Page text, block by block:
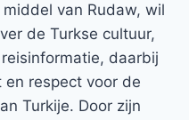
van Rudaw, wil
de Turkse cultuur,
daarbij
respect voor de
Turkije. Door zijn